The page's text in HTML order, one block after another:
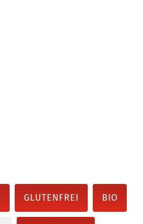
GLUTENFREI BIO